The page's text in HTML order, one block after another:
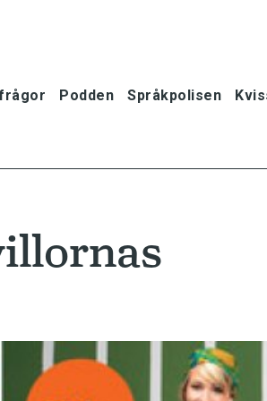
Podden Språkpolisen